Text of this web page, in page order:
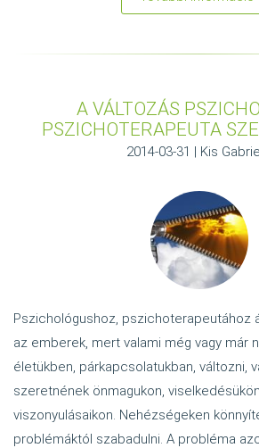
A VÁLTOZÁS
PSZICHOTERAPEUTA
2014-03-31 | Kis
Pszichológushoz, pszichoterapeutához
az emberek, mert valami még vagy már
életükben, párkapcsolatukban, változni,
szeretnének önmagukon,
viszonyulásaikon. Nehézségeken
problémáktól szabadulni. A probléma